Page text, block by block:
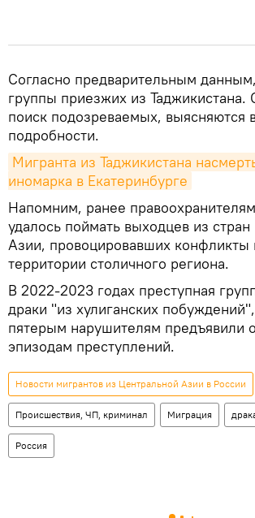
Согласно предварительным
группы приезжих из Таджикистана.
поиск подозреваемых, выясняются
подробности.
Мигранта из Таджикистана
иномарка в Екатеринбурге
Напомним, ранее
удалось поймать выходцев из
Азии, провоцировавших конфликты
территории столичного региона.
В 2022-2023 годах преступная
драки "из хулиганских
пятерым нарушителям предъявили
эпизодам преступлений.
Новости мигрантов из Центральной Азии в России
Происшествия, ЧП, криминал Миграция
Россия